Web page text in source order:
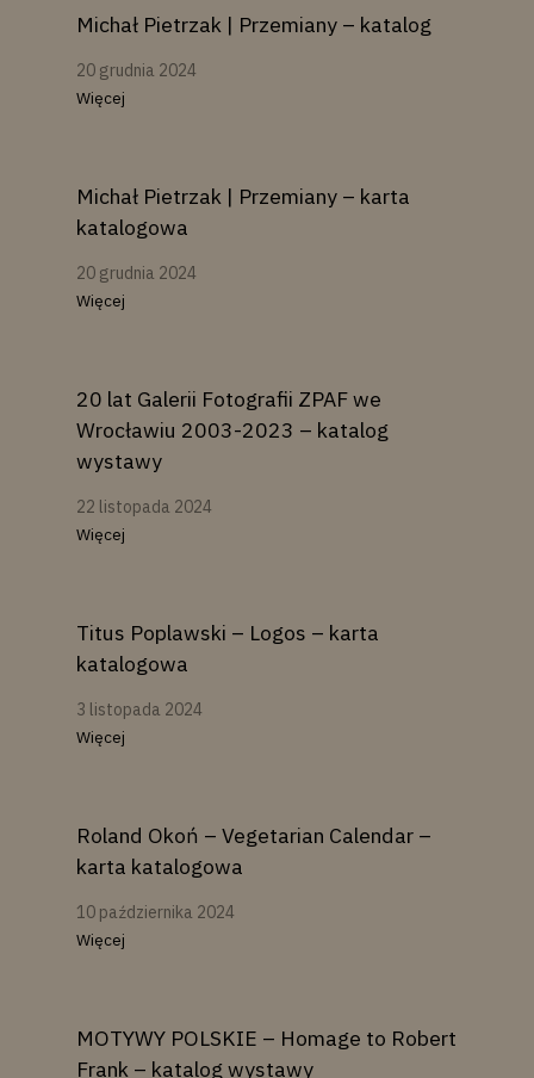
Michał Pietrzak | Przemiany – katalog
20 grudnia 2024
Więcej
Michał Pietrzak | Przemiany – karta
katalogowa
20 grudnia 2024
Więcej
20 lat Galerii Fotografii ZPAF we
Wrocławiu 2003-2023 – katalog
wystawy
22 listopada 2024
Więcej
Titus Poplawski – Logos – karta
katalogowa
3 listopada 2024
Więcej
Roland Okoń – Vegetarian Calendar –
karta katalogowa
10 października 2024
Więcej
MOTYWY POLSKIE – Homage to Robert
Frank – katalog wystawy